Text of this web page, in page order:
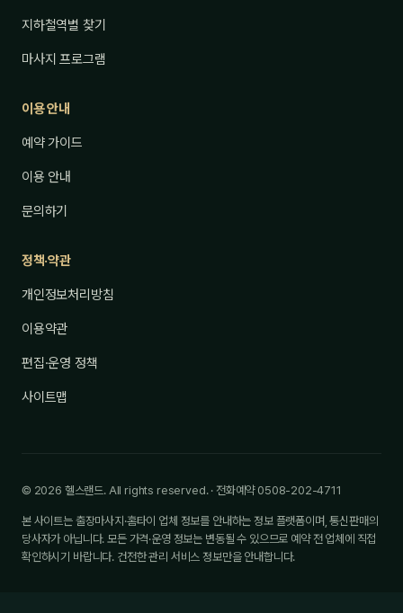
지하철역별 찾기
마사지 프로그램
이용 안내
예약 가이드
이용 안내
문의하기
정책·약관
개인정보처리방침
이용약관
편집·운영 정책
사이트맵
© 2026 헬스랜드. All rights reserved. · 전화예약 0508-202-4711
본 사이트는 출장마사지·홈타이 업체 정보를 안내하는 정보 플랫폼이며, 통신판매의
당사자가 아닙니다. 모든 가격·운영 정보는 변동될 수 있으므로 예약 전 업체에 직접
확인하시기 바랍니다. 건전한 관리 서비스 정보만을 안내합니다.